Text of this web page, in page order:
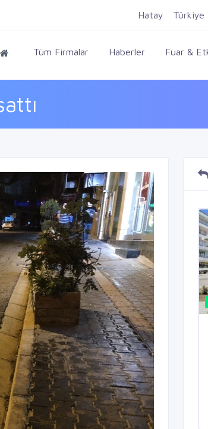
Tüm Firmalar Haberler Fuar &
Hatay Türkiye